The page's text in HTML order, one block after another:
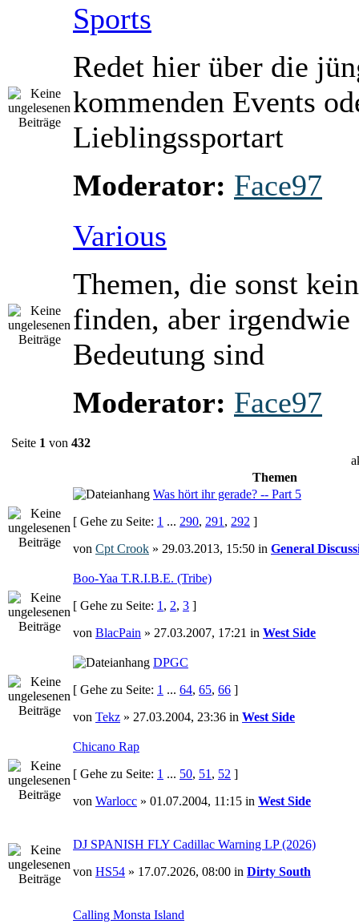
Sports
Redet hier über die
kommenden Events
Lieblingssportart
Moderator: Face97
Various
Themen, die sonst
finden, aber irgendwie
Bedeutung sind
Moderator: Face97
Seite 1 von 432
Themen
Was hört ihr gerade? -- Part 5
[ Gehe zu Seite: 1 ... 290, 291 , 292 ]
von Cpt Crook » 29.03.2013, 15:50 in General
Boo-Yaa T.R.I.B.E. (Tribe)
[ Gehe zu Seite: 1 , 2, 3 ]
von BlacPain » 27.03.2007, 17:21 in West Side
DPGC
[ Gehe zu Seite: 1 ... 64, 65, 66 ]
von Tekz » 27.03.2004, 23:36 in West Side
Chicano Rap
[ Gehe zu Seite: 1 ... 50, 51 , 52 ]
von Warlocc » 01.07.2004, 11:15 in West Side
DJ SPANISH FLY Cadillac Warning LP (2026)
von HS54 » 17.07.2026, 08:00 in Dirty South
Calling Monsta Island